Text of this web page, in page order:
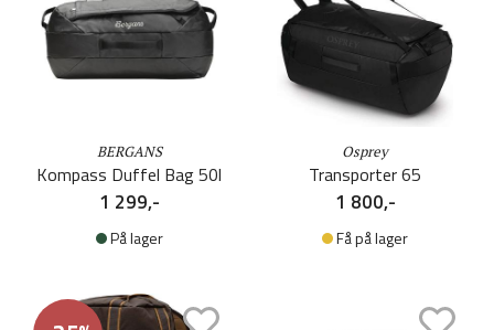
BERGANS
Kompass Duffel Bag 50l
1 299,-
På lager
Osprey
Transporter 65
1 800,-
Få på lager